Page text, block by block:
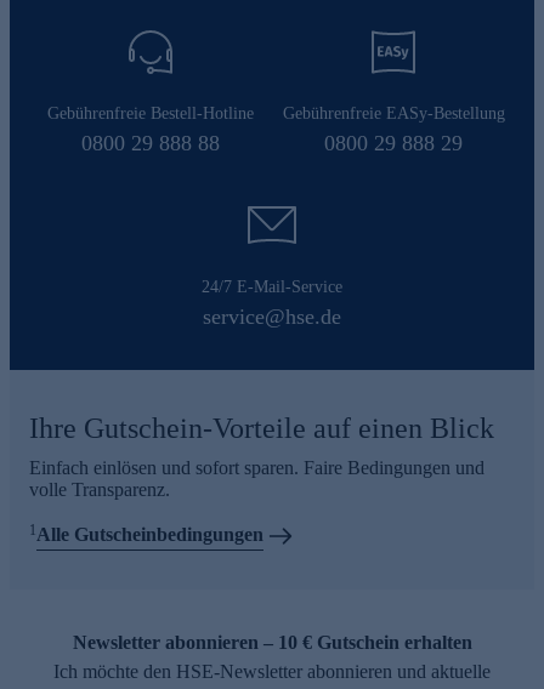
Gebührenfreie Bestell-Hotline
0800 29 888 88
Gebührenfreie EASy-Bestellung
0800 29 888 29
24/7 E-Mail-Service
service@hse.de
Ihre Gutschein-Vorteile auf einen Blick
Einfach einlösen und sofort sparen. Faire Bedingungen und
volle Transparenz.
1Alle Gutscheinbedingungen
Newsletter abonnieren – 10 € Gutschein erhalten
Ich möchte den HSE-Newsletter abonnieren und aktuelle